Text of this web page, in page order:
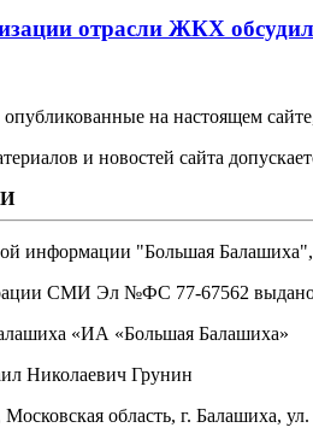
отрасли ЖКХ
опубликованные на настоящем
и новостей сайта
информации "Большая Балашиха",
СМИ Эл №ФС ‎77-67562 выдано
«ИА «Большая Балашиха»
Николаевич Грунин
область, г. Балашиха,